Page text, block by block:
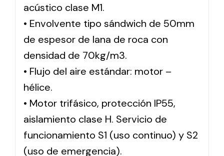
acústico clase M1.
• Envolvente tipo sándwich de 50mm
de espesor de lana de roca con
densidad de 70kg/m3.
• Flujo del aire estándar: motor –
hélice.
• Motor trifásico, protección IP55,
aislamiento clase H. Servicio de
funcionamiento S1 (uso continuo) y S2
(uso de emergencia).